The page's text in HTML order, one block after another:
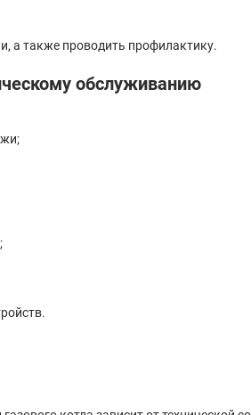
а также проводить профилактику.
обслуживанию